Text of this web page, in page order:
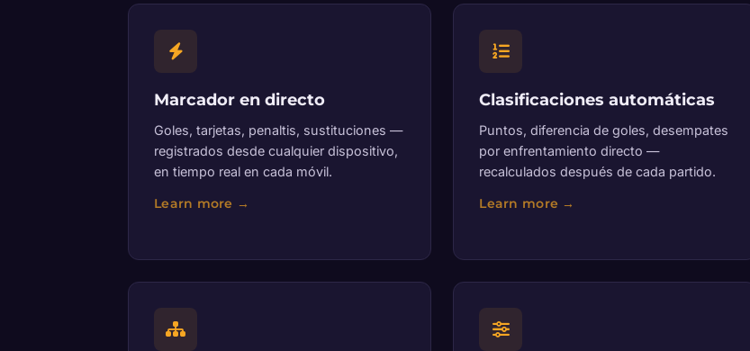
Marcador en directo
Goles, tarjetas, penaltis, sustituciones —
registrados desde cualquier dispositivo,
en tiempo real en cada móvil.
Clasificaciones automáticas
Puntos, diferencia de goles, desempates
por enfrentamiento directo —
recalculados después de cada partido.